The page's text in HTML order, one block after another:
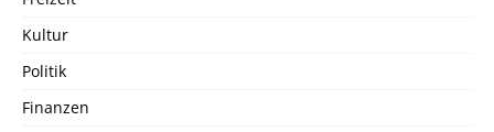
Kultur
Politik
Finanzen